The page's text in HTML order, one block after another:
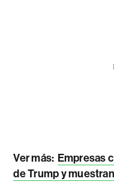
Ver más: Empresas
de Trump y